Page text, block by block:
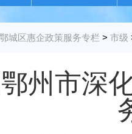
鄂城区惠企政策服务专栏 > 市级
州市深